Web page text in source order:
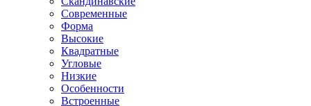
Современные
Форма
Высокие
Квадратные
Угловые
Низкие
Особенности
Встроенные